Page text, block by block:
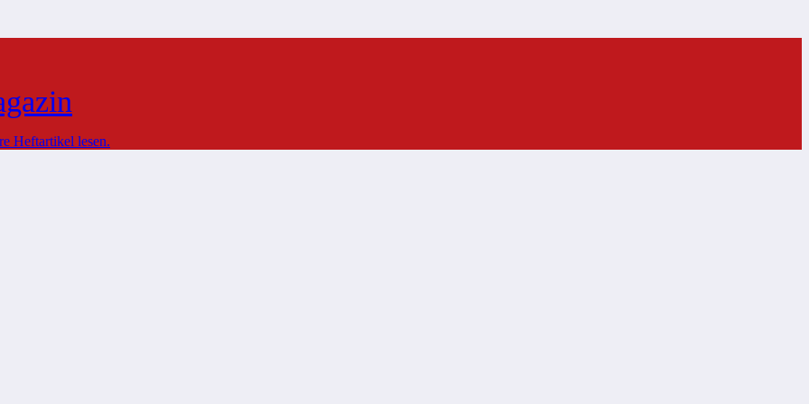
Heftartikel lesen.